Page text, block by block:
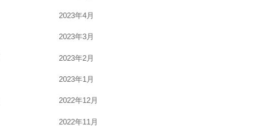
2023年4月
2023年3月
2023年2月
2023年1月
2022年12月
2022年11月